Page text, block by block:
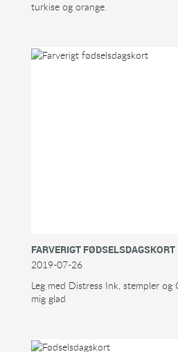
turkise og orange.
FARVERIGT FØDSELSDAGSKORT
2019-07-26
Leg med Distress Ink, stempler og
mig glad